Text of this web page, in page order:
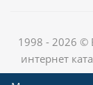
1998 - 2026 ©
интернет